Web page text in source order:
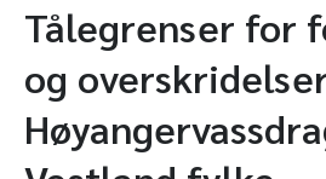
Tålegrenser for
og